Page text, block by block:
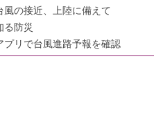
風の接近、上陸に備えて
る防災
プリで台風進路予報を確認